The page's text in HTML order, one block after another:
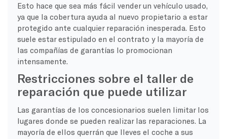
Esto hace que sea más fácil vender un vehículo usado,
ya que la cobertura ayuda al nuevo propietario a estar
protegido ante cualquier reparación inesperada. Esto
suele estar estipulado en el contrato y la mayoría de
las compañías de garantías lo promocionan
intensamente.
Restricciones sobre el taller de
reparación que puede utilizar
Las garantías de los concesionarios suelen limitar los
lugares donde se pueden realizar las reparaciones. La
mayoría de ellos querrán que lleves el coche a sus